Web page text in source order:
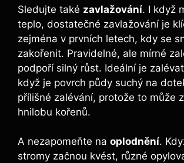
Sledujte také zavlažování. I když
teplo, dostatečné zavlažování je
zejména v prvních letech, kdy se
zakořenit. Pravidelné, ale mírné
podpoří silný růst. Ideální je
když je povrch půdy suchý na
přílišné zalévání, protože to může
hnilobu kořenů.
A nezapomeňte na oplodnění.
stromy začnou kvést, různé